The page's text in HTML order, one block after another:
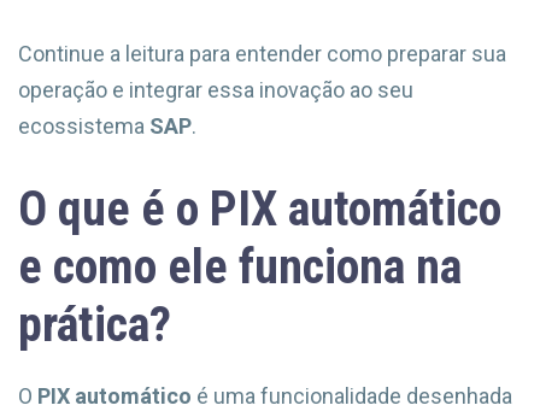
Continue a leitura para entender como preparar sua
operação e integrar essa inovação ao seu
ecossistema SAP.
O que é o PIX automático
e como ele funciona na
prática?
O PIX automático é uma funcionalidade desenhada